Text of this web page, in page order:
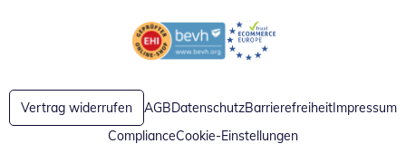
Öffnet in neuem FensterÖffnet in neuem Fenster
Vertrag widerrufen AGBDatenschutzBarrierefreiheitImpressum
ComplianceCookie-Einstellungen